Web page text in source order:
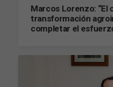
Marcos Lorenzo: “El
transformación
completar el